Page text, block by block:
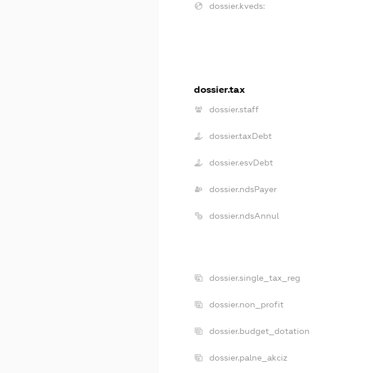
dossier.kveds:
dossier.tax
dossier.staff
dossier.taxDebt
dossier.esvDebt
dossier.ndsPayer
dossier.ndsAnnul
dossier.single_tax_reg
dossier.non_profit
dossier.budget_dotation
dossier.palne_akciz